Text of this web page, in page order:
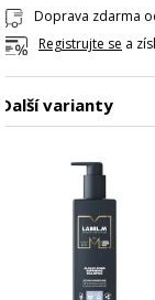
Doprava zdarma
Registrujte se a
Další varianty